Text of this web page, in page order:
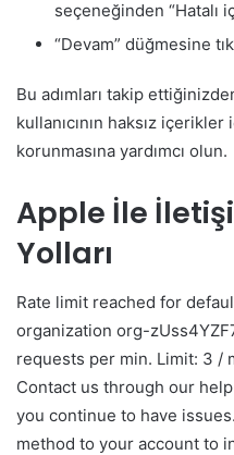
seçeneğinden “Hatalı
“Devam” düğmesine
Bu adımları takip
kullanıcının haksız
korunmasına yardımcı olun.
Apple İle
Yolları
Rate limit reached for
organization org-
requests per min. Limit: 3 /
Contact us through our
you continue to have
method to your account to